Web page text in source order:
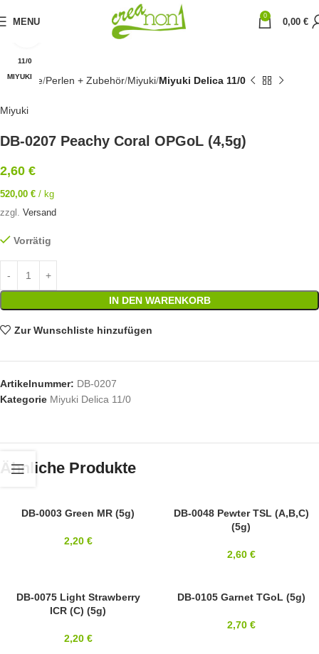
MENU
0
0,00 €
11/0
MIYUKI
Startseite Perlen + Zubehör Miyuki Miyuki Delica 11/0
Miyuki
DB-0207 Peachy Coral OPGoL (4,5g)
2,60 €
520,00 € / kg
zzgl. Versand
Vorrätig
IN DEN WARENKORB
Zur Wunschliste hinzufügen
Artikelnummer: DB-0207
Kategorie Miyuki Delica 11/0
Ähnliche Produkte
DB-0003 Green MR (5g)
2,20 €
11/0
DB-0048 Pewter TSL (A,B,C)
(5g)
2,60 €
11/0DB-0075 Light Strawberry
ICR (C) (5g)
2,20 €
SOLD OUT
DB-0105 Garnet TGoL (5g)
2,70 €